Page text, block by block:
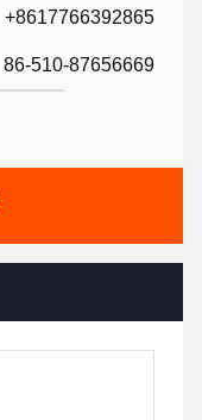
+8617766392865
86-510-87656669